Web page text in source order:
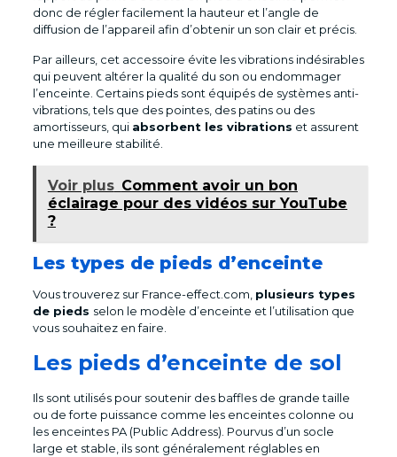
donc de régler facilement la hauteur et l’angle de
diffusion de l’appareil afin d’obtenir un son clair et précis.
Par ailleurs, cet accessoire évite les vibrations indésirables
qui peuvent altérer la qualité du son ou endommager
l’enceinte. Certains pieds sont équipés de systèmes anti-
vibrations, tels que des pointes, des patins ou des
amortisseurs, qui absorbent les vibrations et assurent
une meilleure stabilité.
Voir plus Comment avoir un bon
éclairage pour des vidéos sur YouTube
?
Les types de pieds d’enceinte
Vous trouverez sur France-effect.com, plusieurs types
de pieds selon le modèle d’enceinte et l’utilisation que
vous souhaitez en faire.
Les pieds d’enceinte de sol
Ils sont utilisés pour soutenir des baffles de grande taille
ou de forte puissance comme les enceintes colonne ou
les enceintes PA (Public Address). Pourvus d’un socle
large et stable, ils sont généralement réglables en